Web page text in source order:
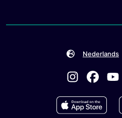
Nederlands